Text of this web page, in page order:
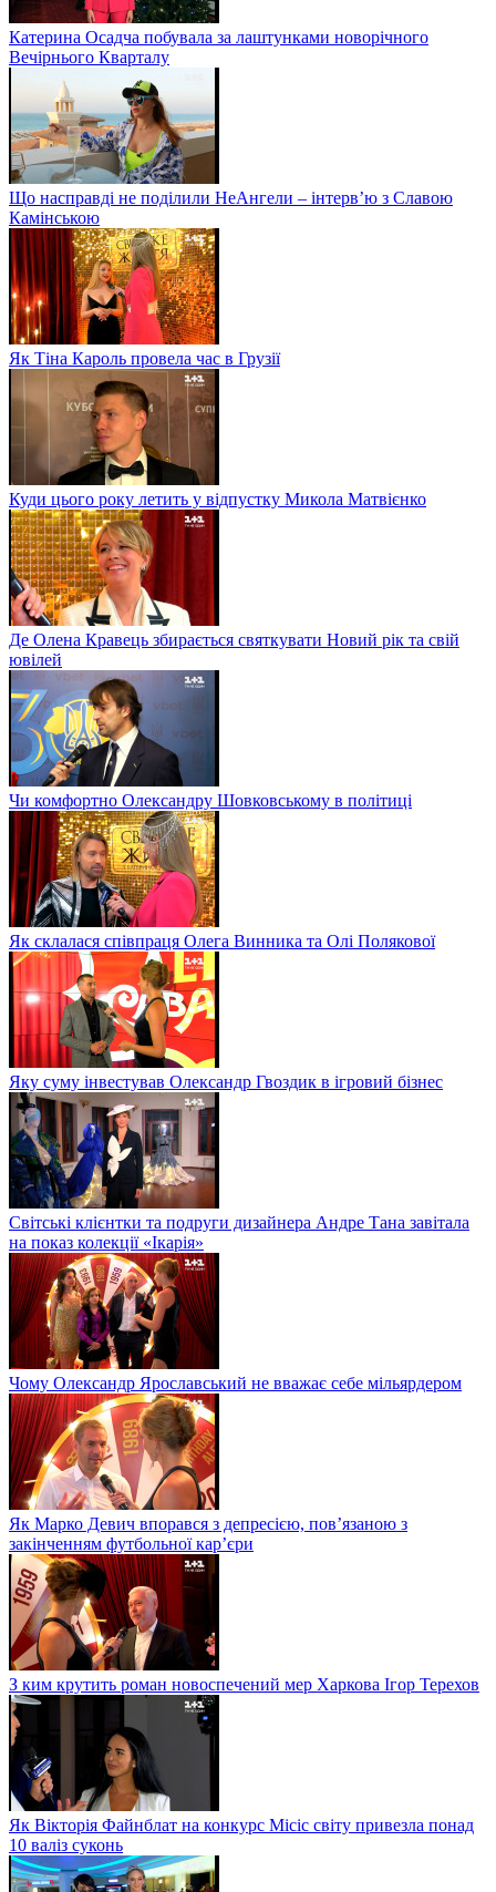
Катерина Осадча побувала за лаштунками новорічного
Вечірнього Кварталу
Що насправді не поділили НеАнгели – інтерв’ю з Славою
Камінською
Як Тіна Кароль провела час в Грузії
Куди цього року летить у відпустку Микола Матвієнко
Де Олена Кравець збирається святкувати Новий рік та свій
ювілей
Чи комфортно Олександру Шовковському в політиці
Як склалася співпраця Олега Винника та Олі Полякової
Яку суму інвестував Олександр Гвоздик в ігровий бізнес
Світські клієнтки та подруги дизайнера Андре Тана завітала
на показ колекції «Ікарія»
Чому Олександр Ярославський не вважає себе мільярдером
Як Марко Девич впорався з депресією, пов’язаною з
закінченням футбольної кар’єри
З ким крутить роман новоспечений мер Харкова Ігор Терехов
Як Вікторія Файнблат на конкурс Місіс світу привезла понад
10 валіз суконь